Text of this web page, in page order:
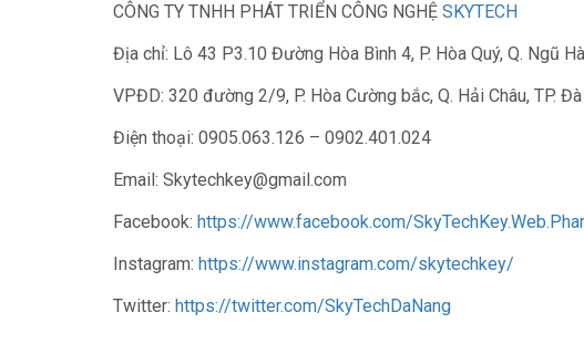
CÔNG TY TNHH PHÁT TRIỂN CÔNG NGHỆ SKYTECH
Địa chỉ: Lô 43 P3.10 Đường Hòa Bình 4, P. Hòa Quý, Q. Ngũ
VPĐD: 320 đường 2/9, P. Hòa Cường bắc, Q. Hải Châu, TP.
Điện thoại: 0905.063.126 – 0902.401.024
Email: Skytechkey@gmail.com
Facebook: https://www.facebook.com/
Instagram: https://www.instagram.com/skytechkey/
Twitter: https://twitter.com/SkyTechDaNang